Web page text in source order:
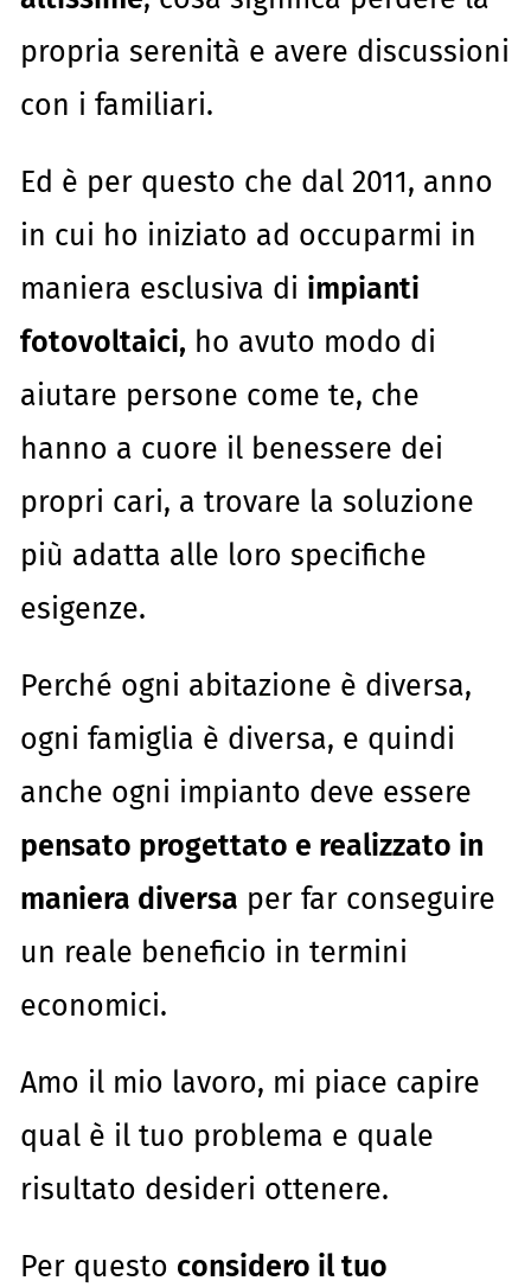
propria serenità e avere discussioni
con i familiari.
Ed è per questo che dal 2011, anno
in cui ho iniziato ad occuparmi in
maniera esclusiva di impianti
fotovoltaici, ho avuto modo di
aiutare persone come te, che
hanno a cuore il benessere dei
propri cari, a trovare la soluzione
più adatta alle loro specifiche
esigenze.
Perché ogni abitazione è diversa,
ogni famiglia è diversa, e quindi
anche ogni impianto deve essere
pensato progettato e realizzato in
maniera diversa per far conseguire
un reale beneficio in termini
economici.
Amo il mio lavoro, mi piace capire
qual è il tuo problema e quale
risultato desideri ottenere.
Per questo considero il tuo